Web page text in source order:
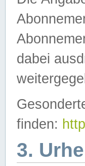
dabei
finden:
3.